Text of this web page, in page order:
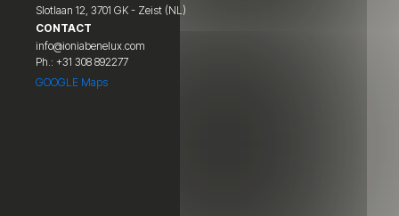
Slotlaan 12, 3701 GK - Zeist (NL)
CONTACT
info@ioniabenelux.com
Ph.: +31 308 892277
GOOGLE Maps